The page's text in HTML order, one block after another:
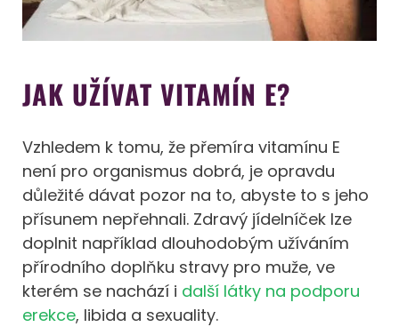
JAK UŽÍVAT VITAMÍN E?
Vzhledem k tomu, že přemíra vitamínu E
není pro organismus dobrá, je opravdu
důležité dávat pozor na to, abyste to s jeho
přísunem nepřehnali. Zdravý jídelníček lze
doplnit například dlouhodobým užíváním
přírodního doplňku stravy pro muže, ve
kterém se nachází i další látky na podporu
erekce, libida a sexuality.